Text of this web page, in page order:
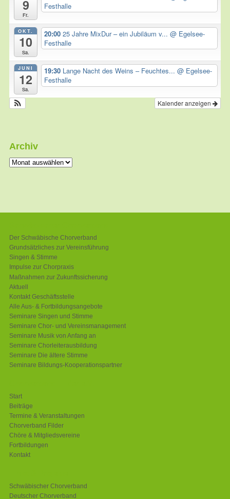
9
Fr.
Festhalle
OKT.
10
Sa.
20:0025 Jahre MixDur – ein Jubiläum v...@ Egelsee-
Festhalle
JUNI
12
Sa.
19:30 Lange Nacht des Weins – Feuchtes...@ Egelsee-
Festhalle
Kalender anzeigen
Archiv
Archiv
Der Schwäbische Chorverband
Grundsätzliches zur Vereinsführung
Singen & Stimme
Impulse zur Chorpraxis
Maßnahmen zur Zukunftssicherung
Aktuell
Kontakt Geschäftsstelle
Alle Aus- & Fortbildungsangebote
Seminare Singen und Stimme
Seminare Chor- und Vereinsmanagement
Seminare Musik von Anfang an
Seminare Chorleiterausbildung
Seminare Die ältere Stimme
Seminare Bildungs-Kooperationspartner
Start
Beiträge
Termine & Veranstaltungen
Chorverband Filder
Chöre & Mitgliedsvereine
Fortbildungen
Kontakt
Schwäbischer Chorverband
Deutscher Chorverband